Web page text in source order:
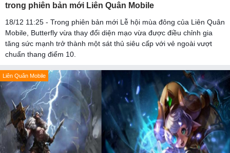
trong phiên bản mới Liên Quân Mobile
18/12 11:25 - Trong phiên bản mới Lễ hội mùa đông của Liên Quân
Mobile, Butterfly vừa thay đổi diện mạo vừa được điều chỉnh gia
tăng sức mạnh trở thành một sát thủ siêu cấp với vẻ ngoài vượt
chuẩn thang điểm 10.
Liên Quân Mobile